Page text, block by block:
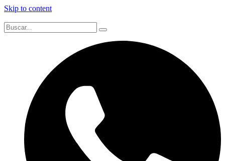
Skip to content